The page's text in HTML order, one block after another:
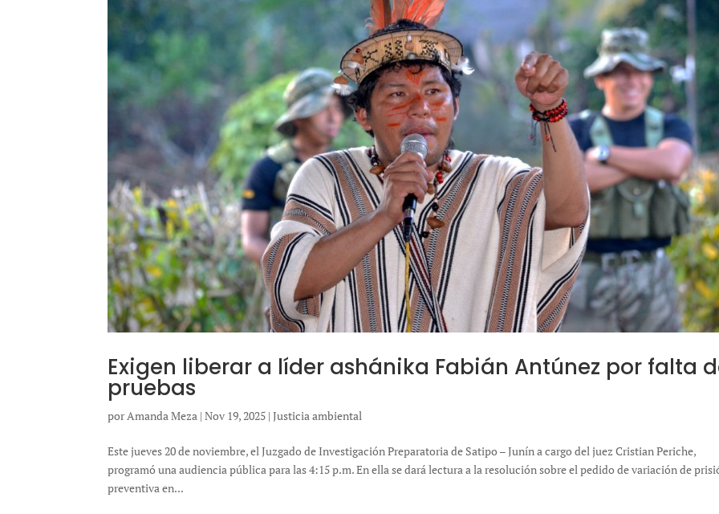
Exigen liberar a líder ashánika Fabián Antúnez por falta
pruebas
porAmanda Meza |Nov 19, 2025 |Justicia ambiental
Este jueves 20 de noviembre, el Juzgado de Investigación Preparatoria de Satipo – Junín a cargo del juez Cristian Periche,
programó una audiencia pública para las 4:15 p.m. En ella se dará lectura a la resolución sobre el pedido de variación de
preventiva en...